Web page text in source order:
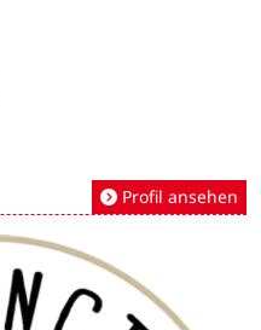
Profil ansehen